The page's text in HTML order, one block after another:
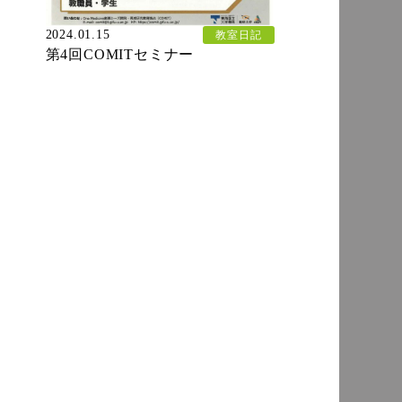
2024.01.15 教室日記
第4回COMITセミナー